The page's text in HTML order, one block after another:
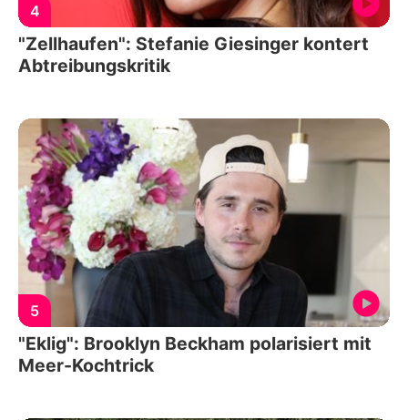
4
"Zellhaufen": Stefanie Giesinger kontert
Abtreibungskritik
5
"Eklig": Brooklyn Beckham polarisiert mit
Meer-Kochtrick